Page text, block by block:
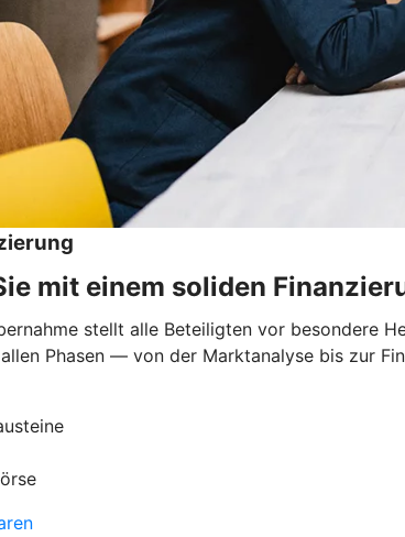
mit einem soliden
stellt alle Beteiligten vor besondere
Phasen — von der Marktanalyse bis zur